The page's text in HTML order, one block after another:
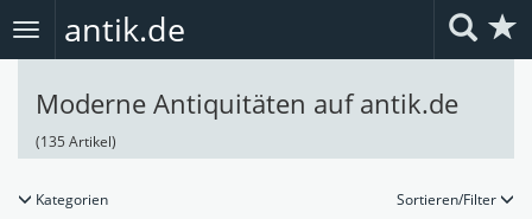
Toggle
navigation
antik.de
Moderne Antiquitäten auf antik.de
(135 Artikel)
Kategorien Sortieren/Filter